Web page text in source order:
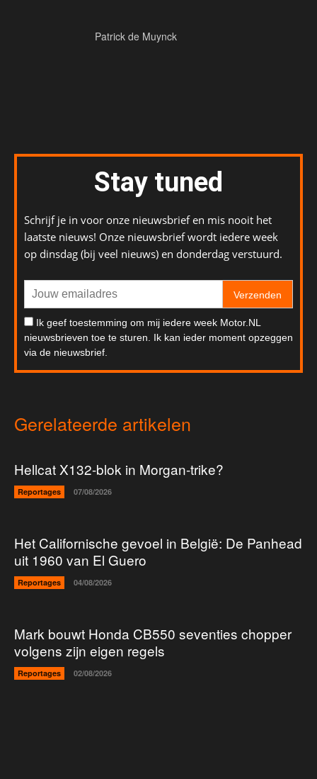
Patrick de Muynck
Stay tuned
Schrijf je in voor onze nieuwsbrief en mis nooit het
laatste nieuws! Onze nieuwsbrief wordt iedere week
op dinsdag (bij veel nieuws) en donderdag verstuurd.
Verzenden
Ik geef toestemming om mij iedere week Motor.NL
nieuwsbrieven toe te sturen. Ik kan ieder moment opzeggen
via de nieuwsbrief.
Gerelateerde artikelen
Hellcat X132-blok in Morgan-trike?
Reportages 07/08/2026
Het Californische gevoel in België: De Panhead
uit 1960 van El Guero
Reportages 04/08/2026
Mark bouwt Honda CB550 seventies chopper
volgens zijn eigen regels
Reportages 02/08/2026